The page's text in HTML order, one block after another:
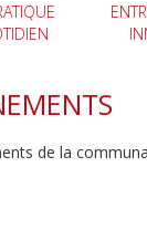
de la